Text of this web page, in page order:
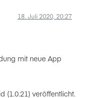
18. Juli 2020, 20:27
mit neue App
(1.0.21) veröffentlicht.